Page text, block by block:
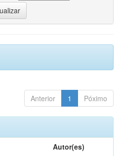
Anterior 1 Póximo
Autor(es)